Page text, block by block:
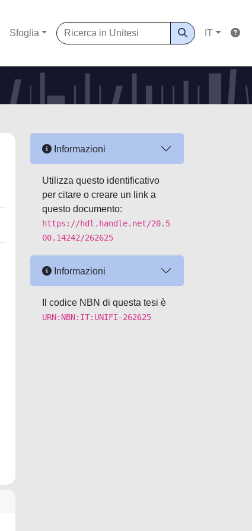
Sfoglia IT
Informazioni
Utilizza questo identificativo
per citare o creare un link a
questo documento:
https://hdl.handle.net/20.5
00.14242/262625
Informazioni
Il codice NBN di questa tesi è
URN:NBN:IT:UNIFI-262625